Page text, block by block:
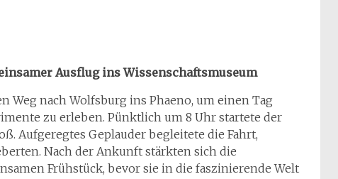
Ausflug ins Wissenschaftsmuseum
Weg nach Wolfsburg ins Phaeno, um einen Tag
zu erleben. Pünktlich um 8 Uhr startete der
Aufgeregtes Geplauder begleitete die Fahrt,
Nach der Ankunft stärkten sich die
Frühstück, bevor sie in die faszinierende Welt